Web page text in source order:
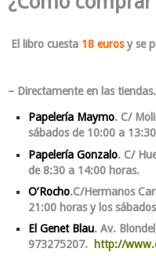
El libro cuesta 18 eurosy se
– Directamente en las tiendas.
Papelería Maymo. C/
sábados de 10:00 a
Papelería Gonzalo. C/
de 8:30 a 14:00 horas.
O’Rocho.C/Hermanos
21:00 horas y los
El Genet Blau. Av.
973275207.
http://